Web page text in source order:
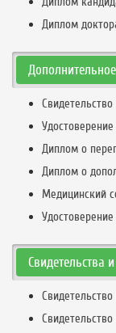
Диплом
Диплом о
Диплом о
Медицинский
Свидетельства